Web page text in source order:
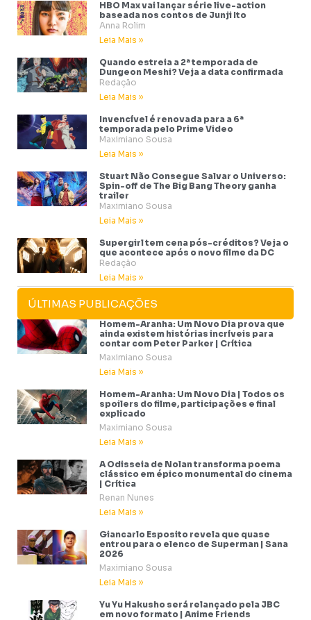
HBO Max vai lançar série live-action
baseada nos contos de Junji Ito
Anna Rolim
Leia Mais »
Quando estreia a 2ª temporada de
Dungeon Meshi? Veja a data confirmada
Redação
Leia Mais »
Invencível é renovada para a 6ª
temporada pelo Prime Video
Maximiano Sousa
Leia Mais »
Stuart Não Consegue Salvar o Universo:
Spin-off de The Big Bang Theory ganha
trailer
Maximiano Sousa
Leia Mais »
Supergirl tem cena pós-créditos? Veja o
que acontece após o novo filme da DC
Redação
Leia Mais »
ÚLTIMAS PUBLICAÇÕES
Homem-Aranha: Um Novo Dia prova que
ainda existem histórias incríveis para
contar com Peter Parker | Crítica
Maximiano Sousa
Leia Mais »
Homem-Aranha: Um Novo Dia | Todos os
spoilers do filme, participações e final
explicado
Maximiano Sousa
Leia Mais »
A Odisseia de Nolan transforma poema
clássico em épico monumental do cinema
| Crítica
Renan Nunes
Leia Mais »
Giancarlo Esposito revela que quase
entrou para o elenco de Superman | Sana
2026
Maximiano Sousa
Leia Mais »
Yu Yu Hakusho será relançado pela JBC
em novo formato | Anime Friends